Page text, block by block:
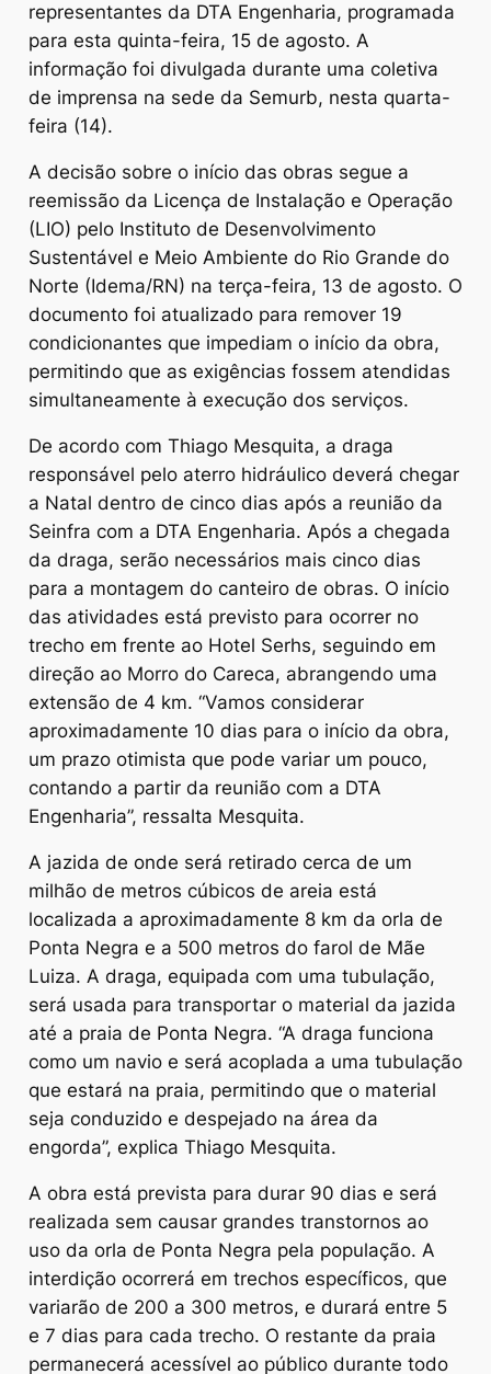
representantes da DTA Engenharia, programada
para esta quinta-feira, 15 de agosto. A
informação foi divulgada durante uma coletiva
de imprensa na sede da Semurb, nesta quarta-
feira (14).
A decisão sobre o início das obras segue a
reemissão da Licença de Instalação e Operação
(LIO) pelo Instituto de Desenvolvimento
Sustentável e Meio Ambiente do Rio Grande do
Norte (Idema/RN) na terça-feira, 13 de agosto. O
documento foi atualizado para remover 19
condicionantes que impediam o início da obra,
permitindo que as exigências fossem atendidas
simultaneamente à execução dos serviços.
De acordo com Thiago Mesquita, a draga
responsável pelo aterro hidráulico deverá chegar
a Natal dentro de cinco dias após a reunião da
Seinfra com a DTA Engenharia. Após a chegada
da draga, serão necessários mais cinco dias
para a montagem do canteiro de obras. O início
das atividades está previsto para ocorrer no
trecho em frente ao Hotel Serhs, seguindo em
direção ao Morro do Careca, abrangendo uma
extensão de 4 km. “Vamos considerar
aproximadamente 10 dias para o início da obra,
um prazo otimista que pode variar um pouco,
contando a partir da reunião com a DTA
Engenharia”, ressalta Mesquita.
A jazida de onde será retirado cerca de um
milhão de metros cúbicos de areia está
localizada a aproximadamente 8 km da orla de
Ponta Negra e a 500 metros do farol de Mãe
Luiza. A draga, equipada com uma tubulação,
será usada para transportar o material da jazida
até a praia de Ponta Negra. “A draga funciona
como um navio e será acoplada a uma tubulação
que estará na praia, permitindo que o material
seja conduzido e despejado na área da
engorda”, explica Thiago Mesquita.
A obra está prevista para durar 90 dias e será
realizada sem causar grandes transtornos ao
uso da orla de Ponta Negra pela população. A
interdição ocorrerá em trechos específicos, que
variarão de 200 a 300 metros, e durará entre 5
e 7 dias para cada trecho. O restante da praia
permanecerá acessível ao público durante todo